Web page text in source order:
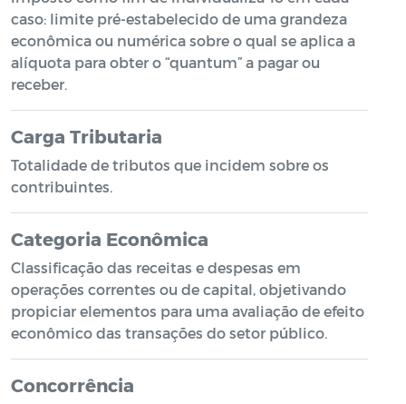
caso: limite pré-estabelecido de uma grandeza
econômica ou numérica sobre o qual se aplica a
alíquota para obter o “quantum” a pagar ou
receber.
Carga Tributaria
Totalidade de tributos que incidem sobre os
contribuintes.
Categoria Econômica
Classificação das receitas e despesas em
operações correntes ou de capital, objetivando
propiciar elementos para uma avaliação de efeito
econômico das transações do setor público.
Concorrência